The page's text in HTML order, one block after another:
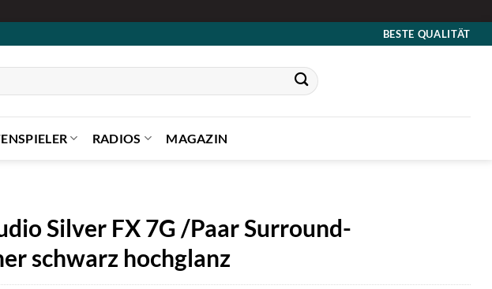
BESTE QUALITÄT
RADIOS MAGAZIN
Silver FX 7G /Paar Surround-
schwarz hochglanz